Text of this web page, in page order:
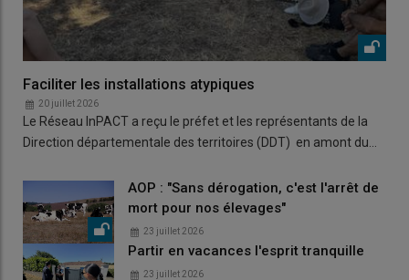
Faciliter les installations atypiques
20 juillet 2026
Le Réseau InPACT a reçu le préfet et les représentants de la
Direction départementale des territoires (DDT) en amont du…
AOP : "Sans dérogation, c'est l'arrêt de
mort pour nos élevages"
23 juillet 2026
Partir en vacances l'esprit tranquille
23 juillet 2026